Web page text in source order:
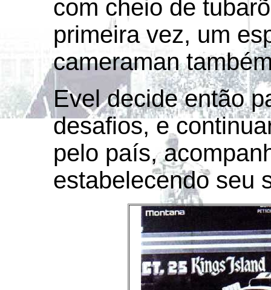
com cheio de
primeira vez, um
cameraman
Evel decide então
desafios, e
pelo país,
estabelecendo seu